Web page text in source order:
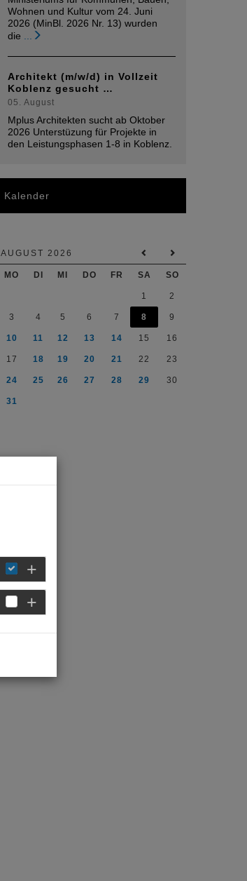
Wohnen und Kultur vom 24. Juni
2026 (MinBl. 2026 Nr. 13) wurden
die
Architekt (m/w/d) in Vollzeit
Koblenz gesucht …
05. August
Mplus Architekten sucht ab Oktober
2026 Unterstüzung für Projekte in
den Leistungsphasen 1-8 in Koblenz.
Kalender
AUGUST 2026
MO DI MI DO FR SA SO
1 2
3 4 5 6 7 8 9
10 11 12 13 14 15 16
17 18 19 20 21 22 23
24 25 26 27 28 29 30
31